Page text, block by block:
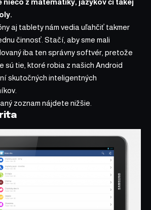
niečo z matematiky, jazykov či takej
aj tablety nám vedia uľahčiť takmer
činnosť. Stačí, aby sme mali
iba ten správny softvér, pretože
sú tie, ktoré robia z našich Android
skutočných inteligentných
zoznam nájdete nižšie.